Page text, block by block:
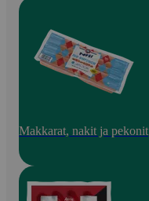
Makkarat, nakit ja pekonit